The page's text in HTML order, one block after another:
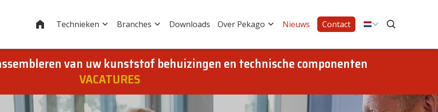
HomeTechnieken Branches Downloads Over Pekago Nieuws Contact
van uw kunststof behuizingen en technische componenten
VACATURES